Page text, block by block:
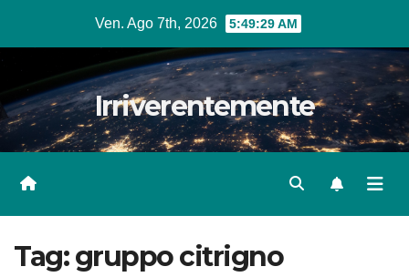
Ven. Ago 7th, 2026 5:49:30 AM
Irriverentemente
Tag:gruppo citrigno